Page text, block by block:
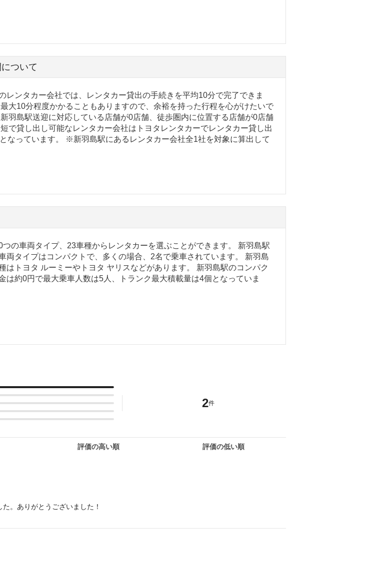
ついて
レンタカー会社では、レンタカー貸出の手続きを平均10分で完了できま
大10分程度かかることもありますので、余裕を持った行程を心がけたいで
羽島駅送迎に対応している店舗が0店舗、徒歩圏内に位置する店舗が0店舗
で貸し出し可能なレンタカー会社はトヨタレンタカーでレンタカー貸し出
なっています。 ※新羽島駅にあるレンタカー会社全1社を対象に算出して
つの車両タイプ、23車種からレンタカーを選ぶことができます。 新羽島駅
両タイプはコンパクトで、多くの場合、2名で乗車されています。 新羽島
はトヨタ ルーミーやトヨタ ヤリスなどがあります。 新羽島駅のコンパク
は約0円で最大乗車人数は5人、トランク最大積載量は4個となっていま
2件
評価の高い順 評価の低い順
。ありがとうございました！